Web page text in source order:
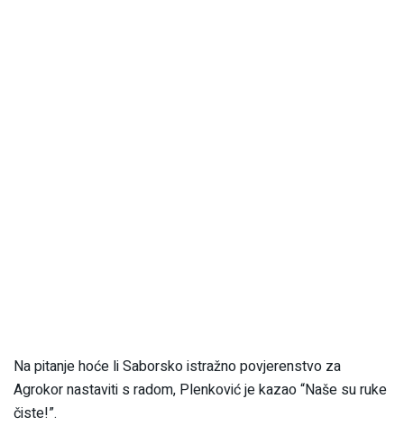
Na pitanje hoće li Saborsko istražno povjerenstvo za
Agrokor nastaviti s radom, Plenković je kazao “Naše su ruke
čiste!”.